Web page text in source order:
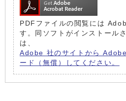
PDFファイルの閲覧には
す。同ソフトがインストール
は、
Adobe 社のサイトから
ード（無償）してください。